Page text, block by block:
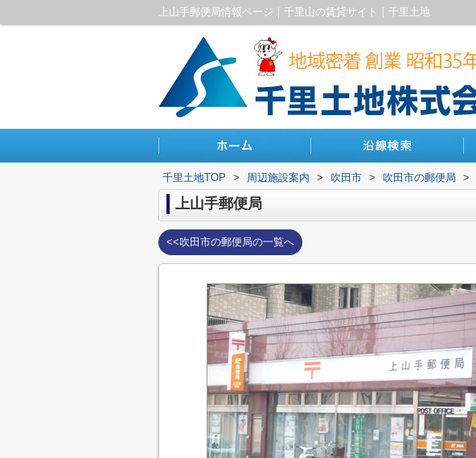
上山手郵便局情報ページ｜千里山の賃貸サイト｜千里土地
千里土地TOP > 周辺施設案内 > 吹田市 > 吹田市の郵便局 >
上山手郵便局
<<吹田市の郵便局の一覧へ